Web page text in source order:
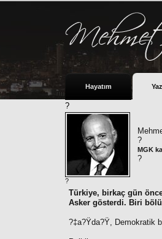
Hayatım
?
?
MGK
?
?
Türkiye, birkaç gün
Asker gösterdi. Biri
?‡a?Ÿda?Ÿ, Demokratik